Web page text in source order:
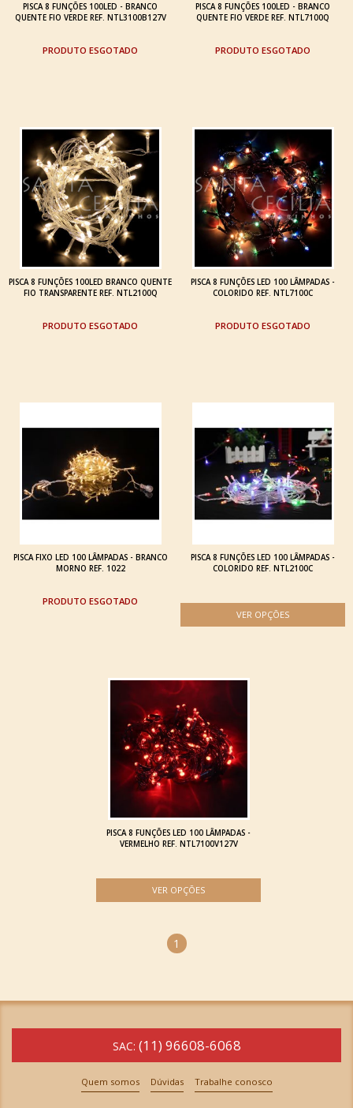
PISCA 8 FUNÇÕES 100LED - BRANCO
QUENTE FIO VERDE REF. NTL3100B127V
ESGOTADO
PISCA 8 FUNÇÕES 100LED - BRANCO
QUENTE FIO VERDE REF. NTL7100Q
ESGOTADO
PISCA 8 FUNÇÕES 100LED BRANCO QUENTE
FIO TRANSPARENTE REF. NTL2100Q
ESGOTADO
PISCA 8 FUNÇÕES LED 100 LÂMPADAS -
COLORIDO REF. NTL7100C
ESGOTADO
PISCA FIXO LED 100 LÂMPADAS - BRANCO
MORNO REF. 1022
ESGOTADO
PISCA 8 FUNÇÕES LED 100 LÂMPADAS -
COLORIDO REF. NTL2100C
PISCA 8 FUNÇÕES LED 100 LÂMPADAS -
VERMELHO REF. NTL7100V127V
1
SAC: (11) 96608-6068
Quem somos Dúvidas Trabalhe conosco